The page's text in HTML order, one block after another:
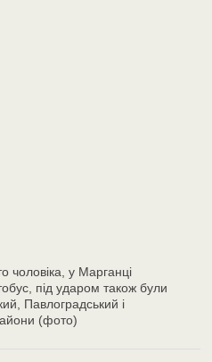
чоловіка, у Марганці
під ударом також були
Павлоградський і
(фото)